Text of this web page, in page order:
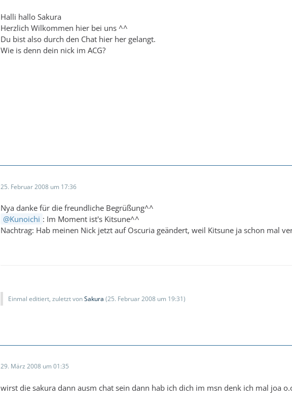
Halli hallo Sakura
Herzlich Wilkommen hier bei uns ^^
Du bist also durch den Chat hier her gelangt.
Wie is denn dein nick im ACG?
25. Februar 2008 um 17:36
Nya danke für die freundliche Begrüßung^^
Kunoichi : Im Moment ist's Kitsune^^
Nachtrag: Hab meinen Nick jetzt auf Oscuria geändert, weil Kitsune ja schon mal
Einmal editiert, zuletzt vonSakura (25. Februar 2008 um 19:31)
29. März 2008 um 01:35
wirst die sakura dann ausm chat sein dann hab ich dich im msn denk ich mal joa